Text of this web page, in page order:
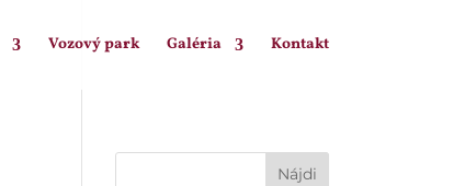
Vozový park Galéria Kontakt